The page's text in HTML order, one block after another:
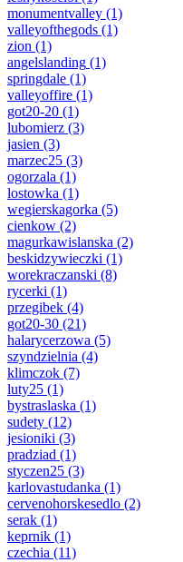
monumentvalley (1)
valleyofthegods (1)
zion (1)
angelslanding (1)
springdale (1)
valleyoffire (1)
got20-20 (1)
lubomierz (3)
jasien (3)
marzec25 (3)
ogorzala (1)
lostowka (1)
wegierskagorka (5)
cienkow (2)
magurkawislanska (2)
beskidzywieczki (1)
worekraczanski (8)
rycerki (1)
przegibek (4)
got20-30 (21)
halarycerzowa (5)
szyndzielnia (4)
klimczok (7)
luty25 (1)
bystraslaska (1)
sudety (12)
jesioniki (3)
pradziad (1)
styczen25 (3)
karlovastudanka (1)
cervenohorskesedlo (2)
serak (1)
keprnik (1)
czechia (11)